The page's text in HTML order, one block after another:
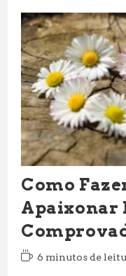
Como
Apaixonar
Tempo6 minutos de